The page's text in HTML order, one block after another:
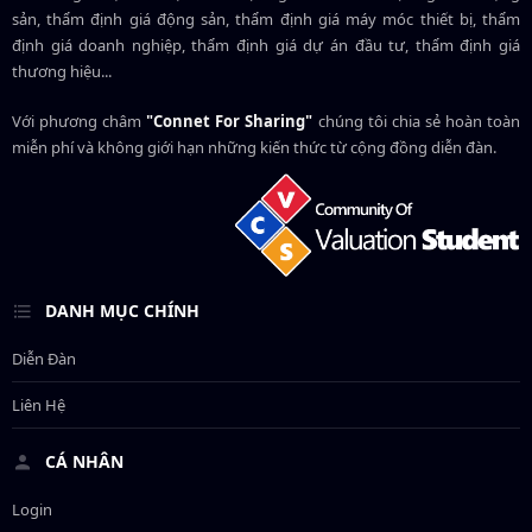
sản, thẩm định giá động sản, thẩm định giá máy móc thiết bị, thẩm
định giá doanh nghiệp, thẩm định giá dự án đầu tư, thẩm định giá
thương hiệu...
Với phương châm"Connet For Sharing" chúng tôi chia sẻ hoàn toàn
miễn phí và không giới hạn những kiến thức từ cộng đồng diễn đàn.
DANH MỤC CHÍNH
Diễn Đàn
Liên Hệ
CÁ NHÂN
Login